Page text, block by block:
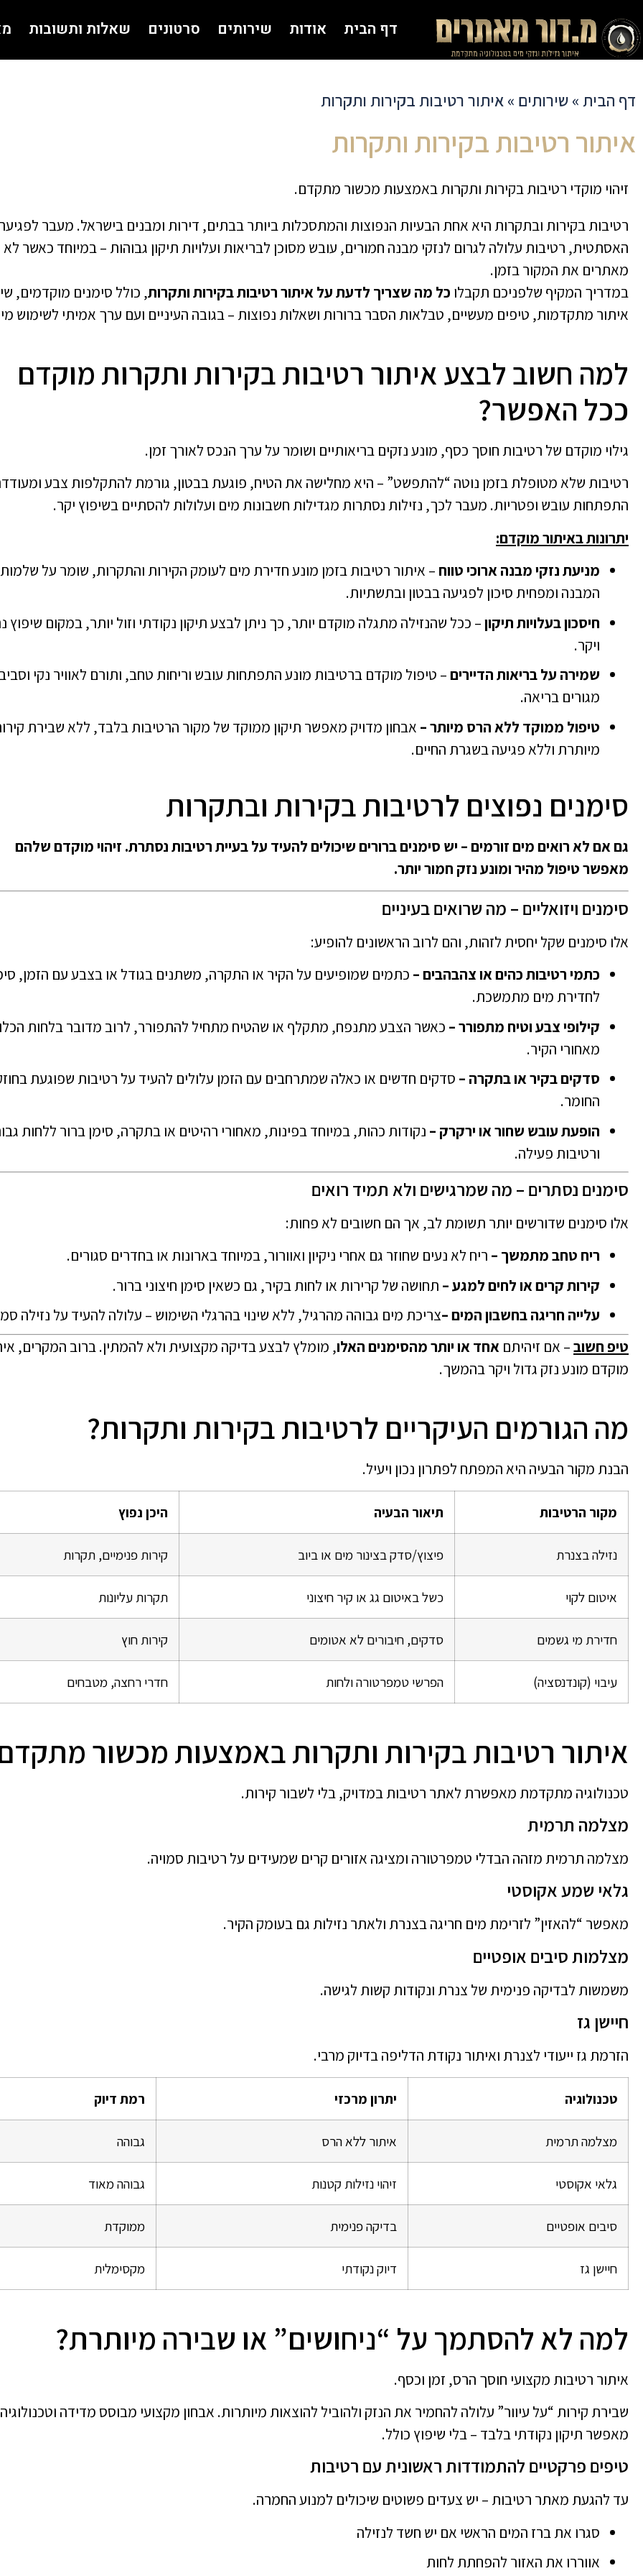
דף הבית אודות שירותים סרטונים שאלות ותשובות
דף הבית » שירותים » איתור רטיבות בקירות ותקרות
איתור רטיבות בקירות ותקרות
זיהוי מוקדי רטיבות בקירות ותקרות באמצעות מכשור מתקדם.
רטיבות בקירות ובתקרות היא אחת הבעיות הנפוצות והמתסכלות ביותר בבתים, דירות ומבנים בישראל. מעבר
האסתטית, רטיבות עלולה לגרום לנזקי מבנה חמורים, עובש מסוכן לבריאות ועלויות תיקון גבוהות – במיוחד כאשר לא
מאתרים את המקור בזמן.
במדריך המקיף שלפניכם תקבלו כל מה שצריך לדעת על איתור רטיבות בקירות ותקרות, כולל סימנים מוקדמים,
איתור מתקדמות, טיפים מעשיים, טבלאות הסבר ברורות ושאלות נפוצות – בגובה העיניים ועם ערך אמיתי לשימוש
למה חשוב לבצע איתור רטיבות בקירות ותקרות מוקדם
ככל האפשר?
גילוי מוקדם של רטיבות חוסך כסף, מונע נזקים בריאותיים ושומר על ערך הנכס לאורך זמן.
רטיבות שלא מטופלת בזמן נוטה “להתפשט” – היא מחלישה את הטיח, פוגעת בבטון, גורמת להתקלפות צבע
התפתחות עובש ופטריות. מעבר לכך, נזילות נסתרות מגדילות חשבונות מים ועלולות להסתיים בשיפוץ יקר.
יתרונות באיתור מוקדם:
מניעת נזקי מבנה ארוכי טווח – איתור רטיבות בזמן מונע חדירת מים לעומק הקירות והתקרות, שומר על שלמות
המבנה ומפחית סיכון לפגיעה בבטון ובתשתיות.
חיסכון בעלויות תיקון– ככל שהנזילה מתגלה מוקדם יותר, כך ניתן לבצע תיקון נקודתי וזול יותר, במקום שיפוץ
ויקר.
שמירה על בריאות הדיירים– טיפול מוקדם ברטיבות מונע התפתחות עובש וריחות טחב, ותורם לאוויר נקי
מגורים בריאה.
טיפול ממוקד ללא הרס מיותר – אבחון מדויק מאפשר תיקון ממוקד של מקור הרטיבות בלבד, ללא שבירת
מיותרת וללא פגיעה בשגרת החיים.
סימנים נפוצים לרטיבות בקירות ובתקרות
גם אם לא רואים מים זורמים – יש סימנים ברורים שיכולים להעיד על בעיית רטיבות נסתרת. זיהוי מוקדם שלהם
מאפשר טיפול מהיר ומונע נזק חמור יותר.
סימנים ויזואליים – מה שרואים בעיניים
אלו סימנים שקל יחסית לזהות, והם לרוב הראשונים להופיע:
כתמי רטיבות כהים או צהבהבים – כתמים שמופיעים על הקיר או התקרה, משתנים בגודל או בצבע עם הזמן,
לחדירת מים מתמשכת.
קילופי צבע וטיח מתפורר – כאשר הצבע מתנפח, מתקלף או שהטיח מתחיל להתפורר, לרוב מדובר בלחות
מאחורי הקיר.
סדקים בקיר או בתקרה – סדקים חדשים או כאלה שמתרחבים עם הזמן עלולים להעיד על רטיבות שפוגעת
החומר.
הופעת עובש שחור או ירקרק – נקודות כהות, במיוחד בפינות, מאחורי רהיטים או בתקרה, סימן ברור ללחות
ורטיבות פעילה.
סימנים נסתרים – מה שמרגישים ולא תמיד רואים
אלו סימנים שדורשים יותר תשומת לב, אך הם חשובים לא פחות:
ריח טחב מתמשך – ריח לא נעים שחוזר גם אחרי ניקיון ואוורור, במיוחד בארונות או בחדרים סגורים.
קירות קרים או לחים למגע – תחושה של קרירות או לחות בקיר, גם כשאין סימן חיצוני ברור.
עלייה חריגה בחשבון המים –צריכת מים גבוהה מהרגיל, ללא שינוי בהרגלי השימוש – עלולה להעיד על נזילה
טיפ חשוב– אם זיהיתם אחד או יותר מהסימנים האלו, מומלץ לבצע בדיקה מקצועית ולא להמתין. ברוב המקרים,
מוקדם מונע נזק גדול ויקר בהמשך.
מה הגורמים העיקריים לרטיבות בקירות ותקרות?
הבנת מקור הבעיה היא המפתח לפתרון נכון ויעיל.
מקור הרטיבות תיאור הבעיה היכן נפוץ
נזילה בצנרת פיצוץ/סדק בצינור מים או ביוב קירות פנימיים, תקרות
איטום לקוי כשל באיטום גג או קיר חיצוני תקרות עליונות
חדירת מי גשמים סדקים, חיבורים לא אטומים קירות חוץ
עיבוי (קונדנסציה) הפרשי טמפרטורה ולחות חדרי רחצה, מטבחים
איתור רטיבות בקירות ותקרות באמצעות מכשור
טכנולוגיה מתקדמת מאפשרת לאתר רטיבות במדויק, בלי לשבור קירות.
מצלמה תרמית
מצלמה תרמית מזהה הבדלי טמפרטורה ומציגה אזורים קרים שמעידים על רטיבות סמויה.
גלאי שמע אקוסטי
מאפשר “להאזין” לזרימת מים חריגה בצנרת ולאתר נזילות גם בעומק הקיר.
מצלמות סיבים אופטיים
משמשות לבדיקה פנימית של צנרת ונקודות קשות לגישה.
חיישן גז
הזרמת גז ייעודי לצנרת ואיתור נקודת הדליפה בדיוק מרבי.
טכנולוגיה יתרון מרכזי רמת דיוק
מצלמה תרמית איתור ללא הרס גבוהה
גלאי אקוסטי זיהוי נזילות קטנות גבוהה מאוד
סיבים אופטיים בדיקה פנימית ממוקדת
חיישן גז דיוק נקודתי מקסימלית
למה לא להסתמך על “ניחושים” או שבירה מיותרת?
איתור רטיבות מקצועי חוסך הרס, זמן וכסף.
שבירת קירות “על עיוור” עלולה להחמיר את הנזק ולהוביל להוצאות מיותרות. אבחון מקצועי מבוסס מדידה וטכנולוגיה
מאפשר תיקון נקודתי בלבד – בלי שיפוץ כולל.
טיפים פרקטיים להתמודדות ראשונית עם רטיבות
עד להגעת מאתר רטיבות – יש צעדים פשוטים שיכולים למנוע החמרה.
סגרו את ברז המים הראשי אם יש חשד לנזילה
אווררו את האזור להפחתת לחות